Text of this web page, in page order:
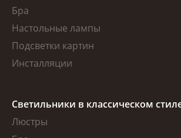
Бра
Настольные лампы
Подсветки картин
Инсталляции
Светильники в классическом
Люстры